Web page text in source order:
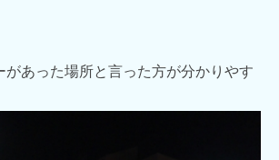
があった場所と言った方が分かりやす